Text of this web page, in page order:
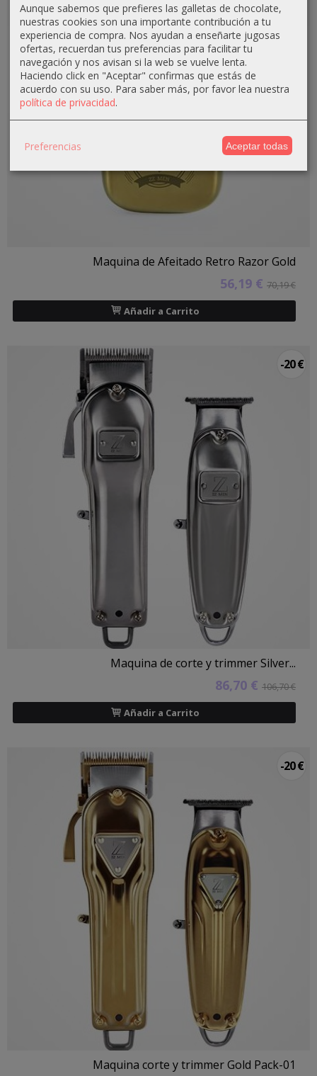
Maquina de Afeitado Retro Razor Gold
56,19 € 70,19 €
Añadir a Carrito
-20 €
Maquina de corte y trimmer Silver...
86,70 € 106,70 €
Añadir a Carrito
-20 €
Maquina corte y trimmer Gold Pack-01
Aunque sabemos que prefieres las galletas de chocolate,
nuestras cookies son una importante contribución a tu
experiencia de compra. Nos ayudan a enseñarte jugosas
ofertas, recuerdan tus preferencias para facilitar tu
navegación y nos avisan si la web se vuelve lenta.
Haciendo click en "Aceptar" confirmas que estás de
acuerdo con su uso. Para saber más, por favor lea nuestra
política de privacidad.
Preferencias Aceptar todas